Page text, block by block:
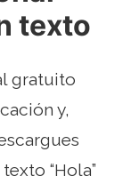
texto
gratuito
y,
“Hola”